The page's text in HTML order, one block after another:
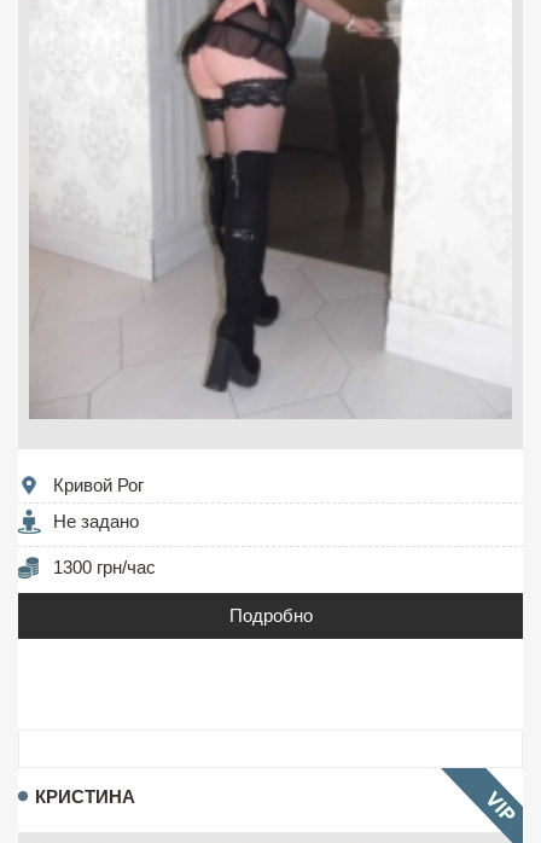
Кривой Рог
Не задано
1300 грн/час
Подробно
КРИСТИНА